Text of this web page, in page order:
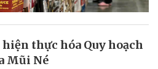
thực hóa Quy hoạch
Mũi Né